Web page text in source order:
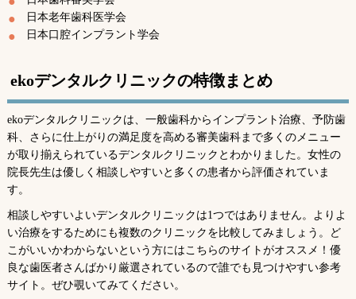
日本老年歯科医学会
日本口腔インプラント学会
ekoデンタルクリニックの特徴まとめ
ekoデンタルクリニックは、一般歯科からインプラント治療、予防歯
科、さらに仕上がりの満足度を高める審美歯科まで多くのメニュー
が取り揃えられているデンタルクリニックとわかりました。女性の
院長先生は優しく相談しやすいと多くの患者から評価されていま
す。
相談しやすいよいデンタルクリニックは1つではありません。よりよ
い治療をするためにも複数のクリニックを比較してみましょう。ど
こがいいかわからないという方にはこちらのサイトがオススメ！優
良な歯医者さんばかり厳選されているので誰でも見つけやすい参考
サイト。ぜひ覗いてみてください。